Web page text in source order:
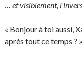
… et visiblement,
« Bonjour à toi aussi,
après tout ce temps ? »